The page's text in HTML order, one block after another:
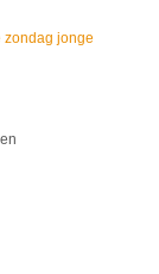
zondag jonge